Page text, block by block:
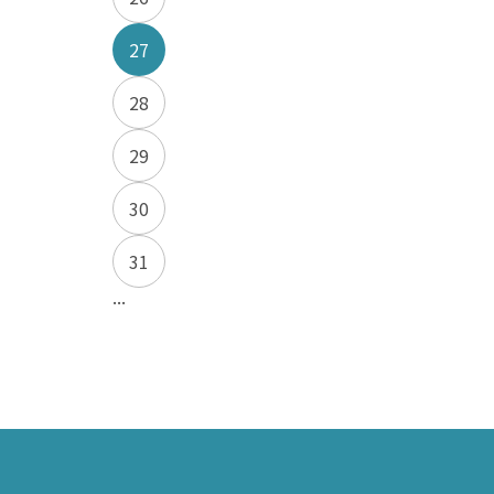
27
28
29
30
31
...